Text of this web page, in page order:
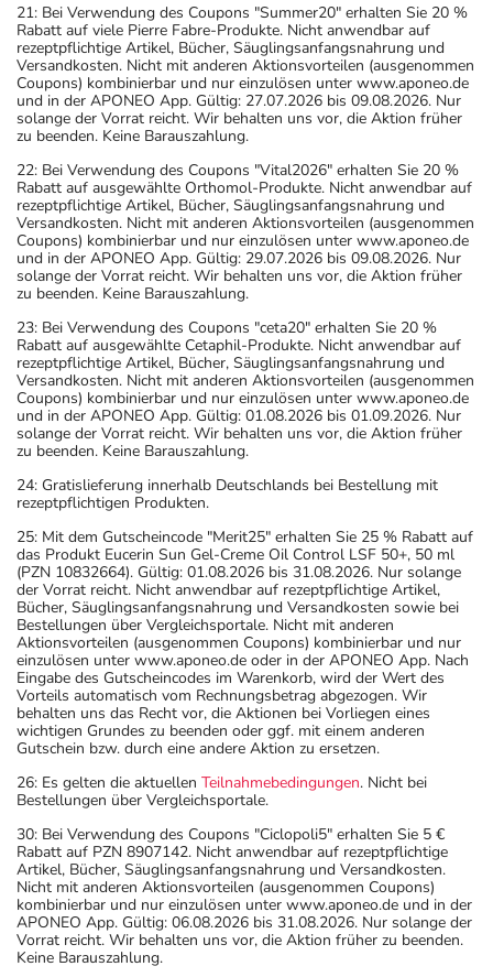
21: Bei Verwendung des Coupons "Summer20" erhalten Sie 20 %
Rabatt auf viele Pierre Fabre-Produkte. Nicht anwendbar auf
rezeptpflichtige Artikel, Bücher, Säuglingsanfangsnahrung und
Versandkosten. Nicht mit anderen Aktionsvorteilen (ausgenommen
Coupons) kombinierbar und nur einzulösen unter www.aponeo.de
und in der APONEO App. Gültig: 27.07.2026 bis 09.08.2026. Nur
solange der Vorrat reicht. Wir behalten uns vor, die Aktion früher
zu beenden. Keine Barauszahlung.
22: Bei Verwendung des Coupons "Vital2026" erhalten Sie 20 %
Rabatt auf ausgewählte Orthomol-Produkte. Nicht anwendbar auf
rezeptpflichtige Artikel, Bücher, Säuglingsanfangsnahrung und
Versandkosten. Nicht mit anderen Aktionsvorteilen (ausgenommen
Coupons) kombinierbar und nur einzulösen unter www.aponeo.de
und in der APONEO App. Gültig: 29.07.2026 bis 09.08.2026. Nur
solange der Vorrat reicht. Wir behalten uns vor, die Aktion früher
zu beenden. Keine Barauszahlung.
23: Bei Verwendung des Coupons "ceta20" erhalten Sie 20 %
Rabatt auf ausgewählte Cetaphil-Produkte. Nicht anwendbar auf
rezeptpflichtige Artikel, Bücher, Säuglingsanfangsnahrung und
Versandkosten. Nicht mit anderen Aktionsvorteilen (ausgenommen
Coupons) kombinierbar und nur einzulösen unter www.aponeo.de
und in der APONEO App. Gültig: 01.08.2026 bis 01.09.2026. Nur
solange der Vorrat reicht. Wir behalten uns vor, die Aktion früher
zu beenden. Keine Barauszahlung.
24: Gratislieferung innerhalb Deutschlands bei Bestellung mit
rezeptpflichtigen Produkten.
25: Mit dem Gutscheincode "Merit25" erhalten Sie 25 % Rabatt auf
das Produkt Eucerin Sun Gel-Creme Oil Control LSF 50+, 50 ml
(PZN 10832664). Gültig: 01.08.2026 bis 31.08.2026. Nur solange
der Vorrat reicht. Nicht anwendbar auf rezeptpflichtige Artikel,
Bücher, Säuglingsanfangsnahrung und Versandkosten sowie bei
Bestellungen über Vergleichsportale. Nicht mit anderen
Aktionsvorteilen (ausgenommen Coupons) kombinierbar und nur
einzulösen unter www.aponeo.de oder in der APONEO App. Nach
Eingabe des Gutscheincodes im Warenkorb, wird der Wert des
Vorteils automatisch vom Rechnungsbetrag abgezogen. Wir
behalten uns das Recht vor, die Aktionen bei Vorliegen eines
wichtigen Grundes zu beenden oder ggf. mit einem anderen
Gutschein bzw. durch eine andere Aktion zu ersetzen.
26: Es gelten die aktuellen Teilnahmebedingungen. Nicht bei
Bestellungen über Vergleichsportale.
30: Bei Verwendung des Coupons "Ciclopoli5" erhalten Sie 5 €
Rabatt auf PZN 8907142. Nicht anwendbar auf rezeptpflichtige
Artikel, Bücher, Säuglingsanfangsnahrung und Versandkosten.
Nicht mit anderen Aktionsvorteilen (ausgenommen Coupons)
kombinierbar und nur einzulösen unter www.aponeo.de und in der
APONEO App. Gültig: 06.08.2026 bis 31.08.2026. Nur solange der
Vorrat reicht. Wir behalten uns vor, die Aktion früher zu beenden.
Keine Barauszahlung.